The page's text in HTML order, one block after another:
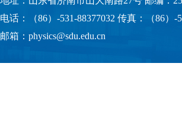
电话：（86）-531-88377032 传真：（86）-
邮箱：physics@sdu.edu.cn